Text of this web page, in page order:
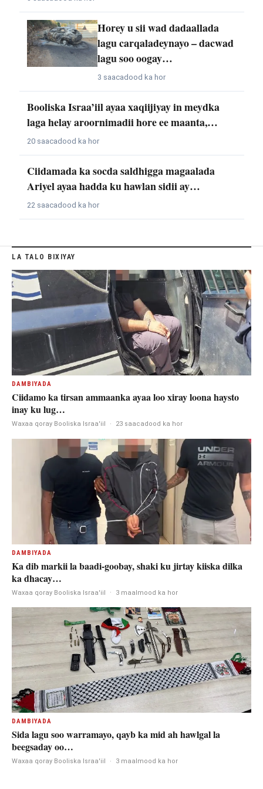
Horey u sii wad dadaallada
lagu carqaladeynayo – dacwad
lagu soo oogay…
3 saacadood ka hor
Booliska Israa’iil ayaa xaqiijiyay in meydka
laga helay aroornimadii hore ee maanta,…
20 saacadood ka hor
Ciidamada ka socda saldhigga magaalada
Ariyel ayaa hadda ku hawlan sidii ay…
22 saacadood ka hor
LA TALO BIXIYAY
DAMBIYADA
Ciidamo ka tirsan ammaanka ayaa loo xiray loona haysto
inay ku lug…
Waxaa qoray Booliska Israa'iil · 23 saacadood ka hor
DAMBIYADA
Ka dib markii la baadi-goobay, shaki ku jirtay kiiska dilka
ka dhacay…
Waxaa qoray Booliska Israa'iil · 3 maalmood ka hor
DAMBIYADA
Sida lagu soo warramayo, qayb ka mid ah hawlgal la
beegsaday oo…
Waxaa qoray Booliska Israa'iil · 3 maalmood ka hor